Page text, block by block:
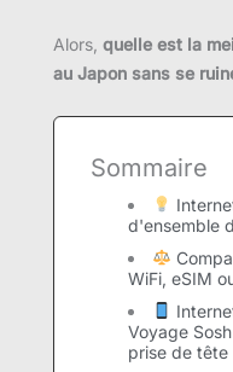
Alors, quelle est la
au Japon sans se
Sommaire
d'ensemble
WiFi, eSIM
Voyage
prise de tête